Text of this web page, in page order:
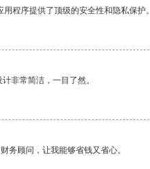
程序提供了顶级的安全性和隐私保护。
非常简洁，一目了然。
务顾问，让我能够省钱又省心。